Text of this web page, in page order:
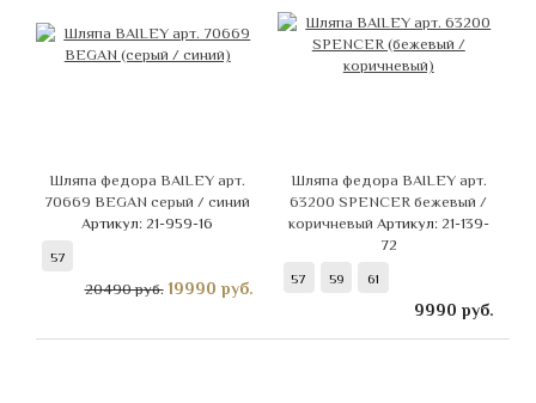
Шляпа федора BAILEY арт.
70669 BEGAN серый / синий
Артикул: 21-959-16
57
20490 руб. 19990 руб.
Шляпа федора BAILEY арт.
63200 SPENCER бежевый /
коричневый Артикул: 21-139-
72
57 59 61
9990 руб.